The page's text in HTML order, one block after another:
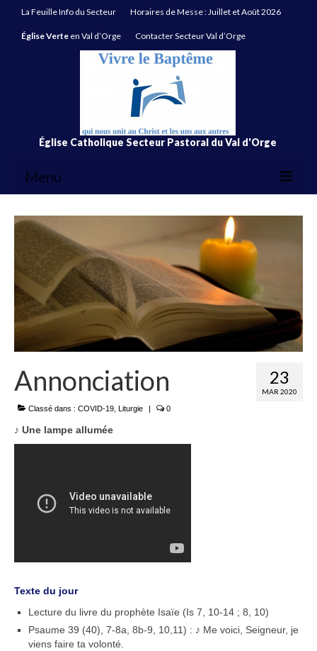
La Feuille Info du Secteur Horaires de Messe : Juillet et Août 2026
Église Verte en Val d’Orge Contacter Secteur Val d’Orge
Église Catholique Secteur Pastoral du Val d'Orge
Menu
La Feuille Info du Secteur
Horaires de Messe : Juillet et Août 2026
Église Verte en Val d’Orge
Contacter Secteur Val d’Orge
23
MAR 2020
Annonciation
Classé dans : COVID-19, Liturgie 0
♪ Une lampe allumée
Texte du jour
Lecture du livre du prophète Isaïe (Is 7, 10-14 ; 8, 10)
Psaume 39 (40), 7-8a, 8b-9, 10,11) : ♪ Me voici, Seigneur, je
viens faire ta volonté.